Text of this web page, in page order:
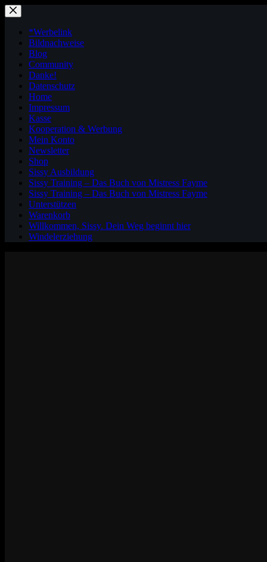
Zum
Inhalt
springen*Werbelink
Bildnachweise
Blog
Community
Danke!
Datenschutz
Home
Impressum
Kasse
Kooperation & Werbung
Mein Konto
Newsletter
Shop
Sissy Ausbildung
Sissy Training – Das Buch von Mistress Fayme
Sissy Training – Das Buch von Mistress Fayme
Unterstützen
Warenkorb
Willkommen, Sissy. Dein Weg beginnt hier
Windelerziehung